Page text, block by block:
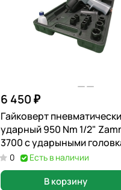
6 450 ₽
Гайковерт
ударный 950 Nm 1/2" Zammer ZM-
3700 с ударыными
0 Есть в наличии
В корзину